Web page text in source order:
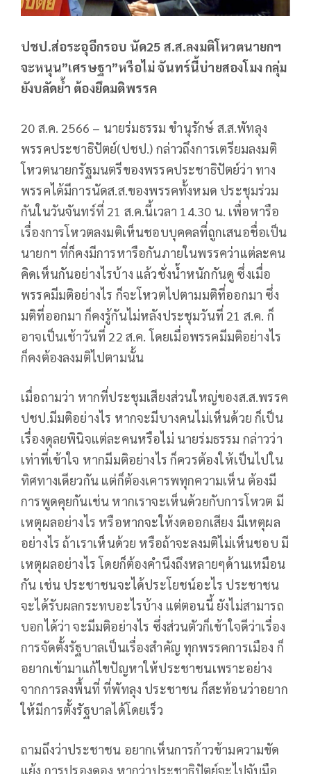
ปชป.ส่อระอุอีกรอบ นัด25 ส.ส.ลงมติโหวตนายกฯ
จะหนุน”เศรษฐา”หรือไม่ จันทร์นี้บ่ายสองโมง กลุ่ม
ยังบลัดย้ำ ต้องยึดมติพรรค
20 ส.ค. 2566 – นายร่มธรรม ขำนุรักษ์ ส.ส.พัทลุง
พรรคประชาธิปัตย์(ปชป.) กล่าวถึงการเตรียมลงมติ
โหวตนายกรัฐมนตรีของพรรคประชาธิปัตย์ว่า ทาง
พรรคได้มีการนัดส.ส.ของพรรคทั้งหมด ประชุมร่วม
กันในวันจันทร์ที่ 21 ส.ค.นี้เวลา 14.30 น. เพื่อหารือ
เรื่องการโหวตลงมติเห็นชอบบุคคลที่ถูกเสนอชื่อเป็น
นายกฯ ที่ก็คงมีการหารือกันภายในพรรคว่าแต่ละคน
คิดเห็นกันอย่างไรบ้าง แล้วชั่งน้ำหนักกันดู ซึ่งเมื่อ
พรรคมีมติอย่างไร ก็จะโหวตไปตามมติที่ออกมา ซึ่ง
มติที่ออกมา ก็คงรู้กันไม่หลังประชุมวันที่ 21 ส.ค. ก็
อาจเป็นเช้าวันที่ 22 ส.ค. โดยเมื่อพรรคมีมติอย่างไร
ก็คงต้องลงมติไปตามนั้น
เมื่อถามว่า หากที่ประชุมเสียงส่วนใหญ่ของส.ส.พรรค
ปชป.มีมติอย่างไร หากจะมีบางคนไม่เห็นด้วย ก็เป็น
เรื่องดุลยพินิจแต่ละคนหรือไม่ นายร่มธรรม กล่าวว่า
เท่าที่เข้าใจ หากมีมติอย่างไร ก็ควรต้องให้เป็นไปใน
ทิศทางเดียวกัน แต่ก็ต้องเคารพทุกความเห็น ต้องมี
การพูดคุยกันเช่น หากเราจะเห็นด้วยกับการโหวต มี
เหตุผลอย่างไร หรือหากจะให้งดออกเสียง มีเหตุผล
อย่างไร ถ้าเราเห็นด้วย หรือถ้าจะลงมติไม่เห็นชอบ มี
เหตุผลอย่างไร โดยก็ต้องคำนึงถึงหลายๆด้านเหมือน
กัน เช่น ประชาชนจะได้ประโยชน์อะไร ประชาชน
จะได้รับผลกระทบอะไรบ้าง แต่ตอนนี้ ยังไม่สามารถ
บอกได้ว่า จะมีมติอย่างไร ซึ่งส่วนตัวก็เข้าใจดีว่าเรื่อง
การจัดตั้งรัฐบาลเป็นเรื่องสำคัญ ทุกพรรคการเมือง ก็
อยากเข้ามาแก้ไขปัญหาให้ประชาชนเพราะอย่าง
จากการลงพื้นที่ ที่พัทลุง ประชาชน ก็สะท้อนว่าอยาก
ให้มีการตั้งรัฐบาลได้โดยเร็ว
ถามถึงว่าประชาชน อยากเห็นการก้าวข้ามความขัด
แย้ง การปรองดอง หากว่าประชาธิปัตย์จะไปจับมือ